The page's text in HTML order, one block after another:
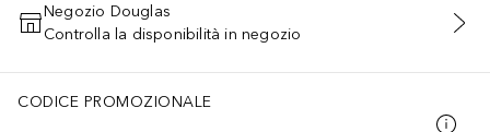
AGGIUNGI AL CARRELLO
Negozio Douglas
Controlla la disponibilità in negozio
CODICE PROMOZIONALE